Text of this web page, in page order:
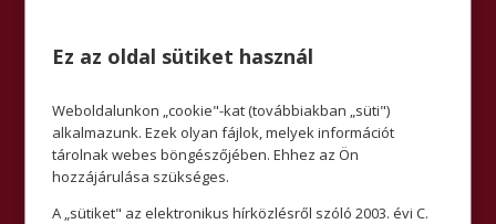
Ez az oldal sütiket használ
Weboldalunkon „cookie"-kat (továbbiakban „süti")
alkalmazunk. Ezek olyan fájlok, melyek információt
tárolnak webes böngészőjében. Ehhez az Ön
hozzájárulása szükséges.
A „sütiket" az elektronikus hírközlésről szóló 2003. évi C.